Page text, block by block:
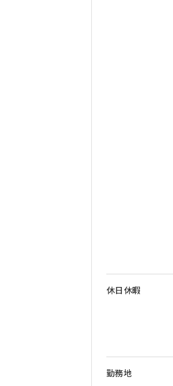
休日休暇
勤務地